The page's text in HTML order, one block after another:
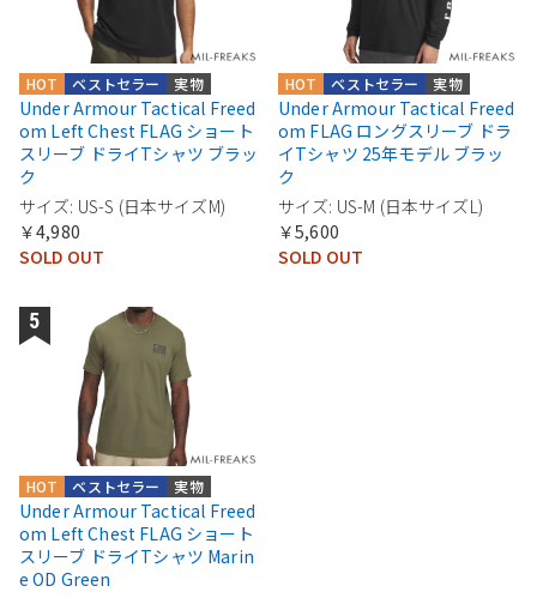
実物
ベストセラー
HOT
Under Armour Tactical Freed
om Left Chest FLAG ショート
スリーブ ドライTシャツ ブラッ
ク
サイズ: US-S (日本サイズM)
￥4,980
SOLD OUT
実物
ベストセラー
HOT
Under Armour Tactical Freed
om FLAG ロングスリーブ ドラ
イTシャツ 25年モデル ブラッ
ク
サイズ: US-M (日本サイズL)
￥5,600
SOLD OUT
実物
ベストセラー
HOT
Under Armour Tactical Freed
om Left Chest FLAG ショート
スリーブ ドライTシャツ Marin
e OD Green